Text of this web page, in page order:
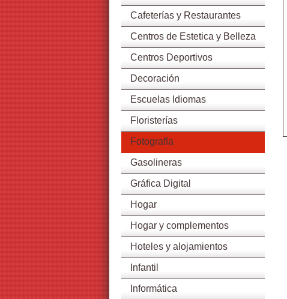
Cafeterías y Restaurantes
Centros de Estetica y Belleza
Centros Deportivos
Decoración
Escuelas Idiomas
Floristerías
Fotografía
Gasolineras
Gráfica Digital
Hogar
Hogar y complementos
Hoteles y alojamientos
Infantil
Informática